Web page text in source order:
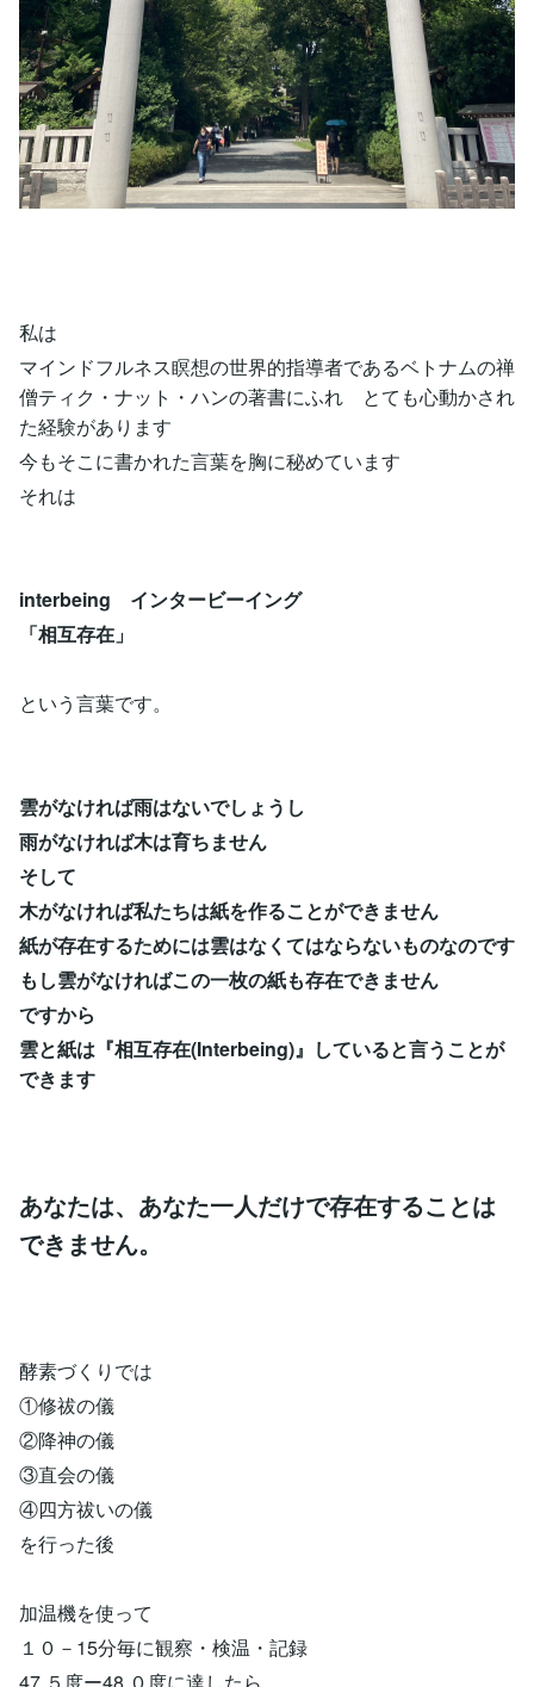
私は
マインドフルネス瞑想の世界的指導者であるベトナムの禅
僧ティク・ナット・ハンの著書にふれ とても心動かされ
た経験があります
今もそこに書かれた言葉を胸に秘めています
それは
interbeing インタービーイング
「相互存在」
という言葉です。
雲がなければ雨はないでしょうし
雨がなければ木は育ちません
そして
木がなければ私たちは紙を作ることができません
紙が存在するためには雲はなくてはならないものなのです
もし雲がなければこの一枚の紙も存在できません
ですから
雲と紙は『相互存在(Interbeing)』していると言うことが
できます
あなたは、あなた一人だけで存在することは
できません。
酵素づくりでは
①修祓の儀
②降神の儀
③直会の儀
④四方祓いの儀
を行った後
加温機を使って
１０－15分毎に観察・検温・記録
47.５度ー48.０度に達したら